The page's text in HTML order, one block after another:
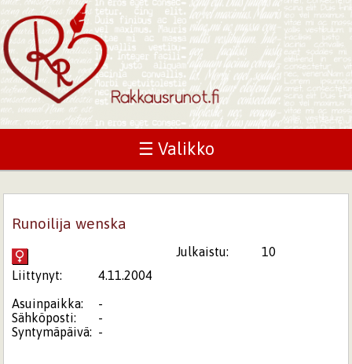
☰ Valikko
Runoilija wenska
Julkaistu:
10
Liittynyt:
4.11.2004
Asuinpaikka:
-
Sähköposti:
-
Syntymäpäivä: -